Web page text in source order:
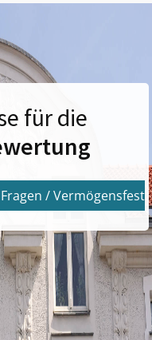
für die
/